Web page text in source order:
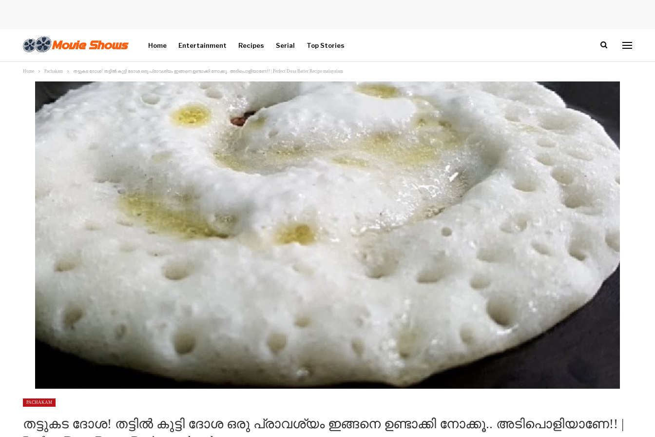
Home Entertainment Recipes Serial Top Stories
Home Pachakam തട്ടുകട ദോശ! തട്ടില്‍ കുട്ടി ദോശ ഒരു പ്രാവശ്യം ഇങ്ങനെ ഉണ്ടാക്കി നോക്കൂ.. അടിപൊളിയാണേ!! | Perfect Dosa Batter Recipe malayalam
PACHAKAM
തട്ടുകട ദോശ! തട്ടില്‍ കുട്ടി ദോശ ഒരു പ്രാവശ്യം ഇങ്ങനെ ഉണ്ടാക്കി നോക്കൂ.. അടിപൊളിയാണേ!! |